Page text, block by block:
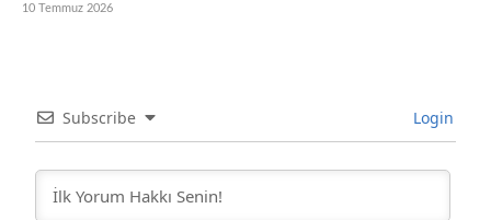
10 Temmuz 2026
Subscribe Login